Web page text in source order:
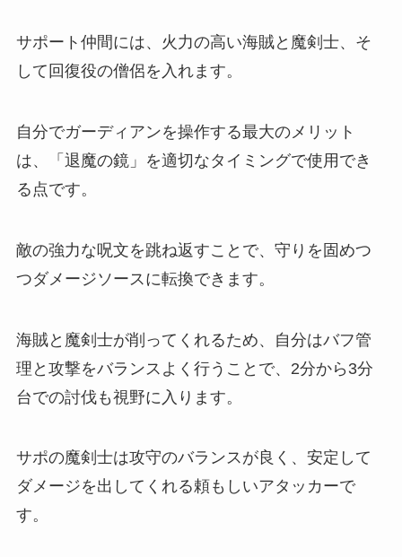
サポート仲間には、火力の高い海賊と魔剣士、そ
して回復役の僧侶を入れます。
自分でガーディアンを操作する最大のメリット
は、「退魔の鏡」を適切なタイミングで使用でき
る点です。
敵の強力な呪文を跳ね返すことで、守りを固めつ
つダメージソースに転換できます。
海賊と魔剣士が削ってくれるため、自分はバフ管
理と攻撃をバランスよく行うことで、2分から3分
台での討伐も視野に入ります。
サポの魔剣士は攻守のバランスが良く、安定して
ダメージを出してくれる頼もしいアタッカーで
す。